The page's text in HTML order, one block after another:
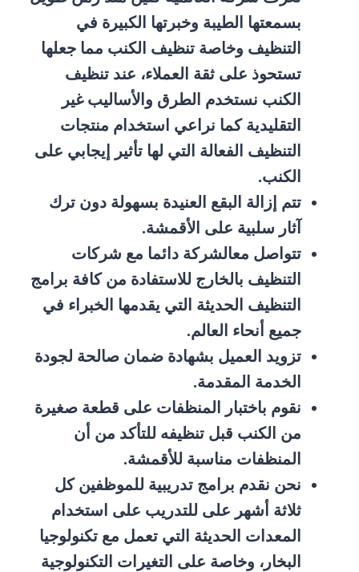
بسمعتها الطيبة وخبرتها الكبيرة في
التنظيف وخاصة تنظيف الكنب مما جعلها
تستحوذ على ثقة العملاء، عند تنظيف
الكنب نستخدم الطرق والأساليب غير
التقليدية كما نراعي استخدام منتجات
التنظيف الفعالة التي لها تأثير إيجابي على
الكنب.
تتم إزالة البقع العنيدة بسهولة دون ترك
آثار سلبية على الأقمشة.
تتواصل معالشركة دائما مع شركات
التنظيف بالخارج للاستفادة من كافة برامج
التنظيف الحديثة التي يقدمها الخبراء في
جميع أنحاء العالم.
تزويد العميل بشهادة ضمان صالحة لجودة
الخدمة المقدمة.
نقوم باختبار المنظفات على قطعة صغيرة
من الكنب قبل تنظيفه للتأكد من أن
المنظفات مناسبة للأقمشة.
نحن نقدم برامج تدريبية للموظفين كل
ثلاثة أشهر على للتدريب على استخدام
المعدات الحديثة التي تعمل مع تكنولوجيا
البخار، وخاصة على التغيرات التكنولوجية